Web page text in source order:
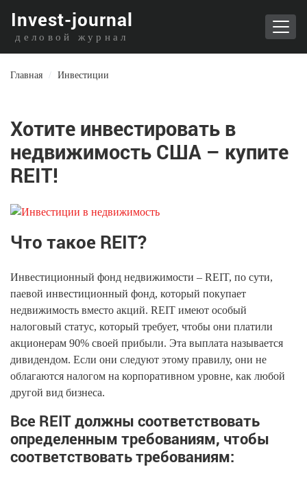
Invest-journal
деловой журнал
Главная / Инвестиции
Хотите инвестировать в
недвижимость США – купите
REIT!
Что такое REIT?
Инвестиционный фонд недвижимости – REIT, по сути,
паевой инвестиционный фонд, который покупает
недвижимость вместо акций. REIT имеют особый
налоговый статус, который требует, чтобы они платили
акционерам 90% своей прибыли. Эта выплата называется
дивидендом. Если они следуют этому правилу, они не
облагаются налогом на корпоративном уровне, как любой
другой вид бизнеса.
Все REIT должны соответствовать
определенным требованиям, чтобы
соответствовать требованиям: